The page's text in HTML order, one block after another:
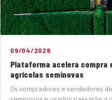
09/04/2026
Plataforma acelera compra
agrícolas seminovas
Os compradores e vendedores